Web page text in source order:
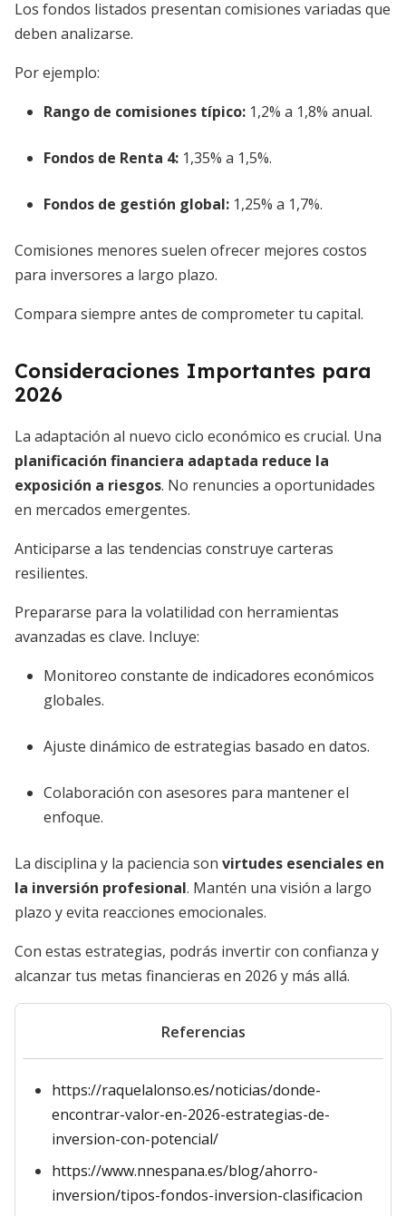
Los fondos listados presentan comisiones variadas que
deben analizarse.
Por ejemplo:
Rango de comisiones típico: 1,2% a 1,8% anual.
Fondos de Renta 4: 1,35% a 1,5%.
Fondos de gestión global: 1,25% a 1,7%.
Comisiones menores suelen ofrecer mejores costos
para inversores a largo plazo.
Compara siempre antes de comprometer tu capital.
Consideraciones Importantes para
2026
La adaptación al nuevo ciclo económico es crucial. Una
planificación financiera adaptada reduce la
exposición a riesgos. No renuncies a oportunidades
en mercados emergentes.
Anticiparse a las tendencias construye carteras
resilientes.
Prepararse para la volatilidad con herramientas
avanzadas es clave. Incluye:
Monitoreo constante de indicadores económicos
globales.
Ajuste dinámico de estrategias basado en datos.
Colaboración con asesores para mantener el
enfoque.
La disciplina y la paciencia son virtudes esenciales en
la inversión profesional. Mantén una visión a largo
plazo y evita reacciones emocionales.
Con estas estrategias, podrás invertir con confianza y
alcanzar tus metas financieras en 2026 y más allá.
Referencias
https://raquelalonso.es/noticias/donde-
encontrar-valor-en-2026-estrategias-de-
inversion-con-potencial/
https://www.nnespana.es/blog/ahorro-
inversion/tipos-fondos-inversion-clasificacion